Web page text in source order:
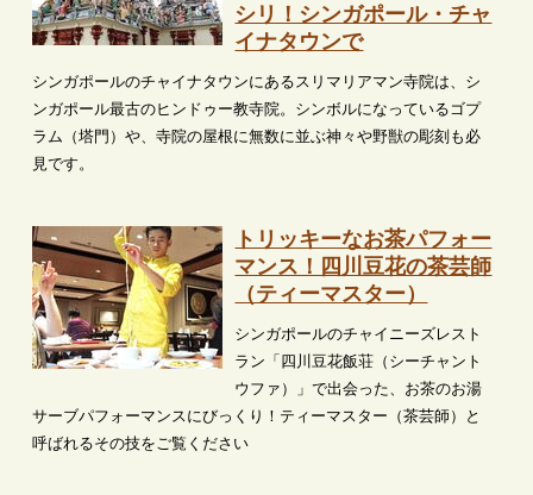
シリ！シンガポール・チャ
イナタウンで
シンガポールのチャイナタウンにあるスリマリアマン寺院は、シ
ンガポール最古のヒンドゥー教寺院。シンボルになっているゴプ
ラム（塔門）や、寺院の屋根に無数に並ぶ神々や野獣の彫刻も必
見です。
トリッキーなお茶パフォー
マンス！四川豆花の茶芸師
（ティーマスター）
シンガポールのチャイニーズレスト
ラン「四川豆花飯荘（シーチャント
ウファ）」で出会った、お茶のお湯
サーブパフォーマンスにびっくり！ティーマスター（茶芸師）と
呼ばれるその技をご覧ください